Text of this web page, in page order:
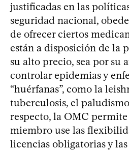
justificadas en las
seguridad nacional,
de ofrecer ciertos
están a disposición de la
su alto precio, sea por su
controlar epidemias y
“huérfanas”, como la
tuberculosis, el
respecto, la OMC
miembro use las
licencias obligatorias y